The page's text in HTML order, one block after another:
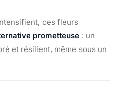
ces fleurs
prometteuse : un
et résilient, même sous un